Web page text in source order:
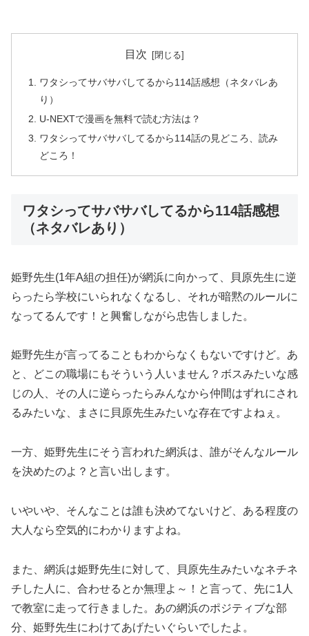
目次
ワタシってサバサバしてるから114話感想（ネタバレあ
り）
U-NEXTで漫画を無料で読む方法は？
ワタシってサバサバしてるから114話の見どころ、読み
どころ！
ワタシってサバサバしてるから114話感想
（ネタバレあり）
姫野先生(1年A組の担任)が網浜に向かって、貝原先生に逆
らったら学校にいられなくなるし、それが暗黙のルールに
なってるんです！と興奮しながら忠告しました。
姫野先生が言ってることもわからなくもないですけど。あ
と、どこの職場にもそういう人いません？ボスみたいな感
じの人、その人に逆らったらみんなから仲間はずれにされ
るみたいな、まさに貝原先生みたいな存在ですよねぇ。
一方、姫野先生にそう言われた網浜は、誰がそんなルール
を決めたのよ？と言い出します。
いやいや、そんなことは誰も決めてないけど、ある程度の
大人なら空気的にわかりますよね。
また、網浜は姫野先生に対して、貝原先生みたいなネチネ
チした人に、合わせるとか無理よ～！と言って、先に1人
で教室に走って行きました。あの網浜のポジティブな部
分、姫野先生にわけてあげたいぐらいでしたよ。